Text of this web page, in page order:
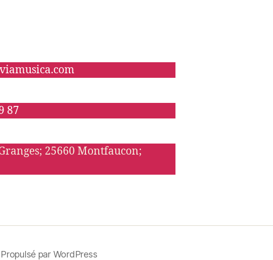
87
25660 Montfaucon;
Propulsé par WordPress